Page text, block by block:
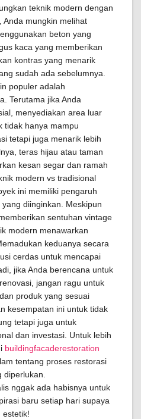
teknik modern dengan
Anda mungkin melihat
beton yang
kaca yang memberikan
kontras yang menarik
sudah ada sebelumnya.
populer adalah
Terutama jika Anda
menyediakan area luar
tidak hanya mampu
tetapi juga menarik lebih
teras hijau atau taman
kesan segar dan ramah
modern vs tradisional
ini memiliki pengaruh
diinginkan. Meskipun
sentuhan vintage
modern menawarkan
keduanya secara
cerdas untuk mencapai
jika Anda berencana untuk
jangan ragu untuk
produk yang sesuai
kesempatan ini untuk tidak
tetapi juga untuk
dan investasi. Untuk lebih
buildingfacaderestoration
tentang proses restorasi
nggak ada habisnya untuk
baru setiap hari supaya
estetik!